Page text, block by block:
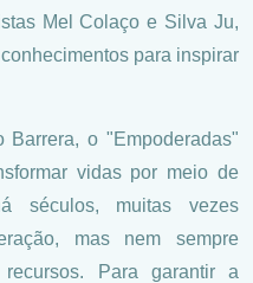
Mel Colaço e Silva Ju,
para inspirar
Barrera, o "Empoderadas"
vidas por meio de
séculos, muitas vezes
mas nem sempre
Para garantir a